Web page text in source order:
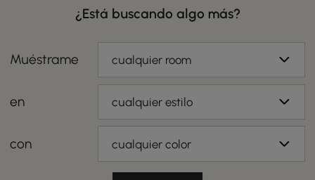
¿Está buscando algo más?
Muéstrame cualquier room
en cualquier estilo
con cualquier color